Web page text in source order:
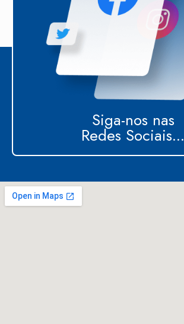
Siga-nos nas
Redes Sociais...